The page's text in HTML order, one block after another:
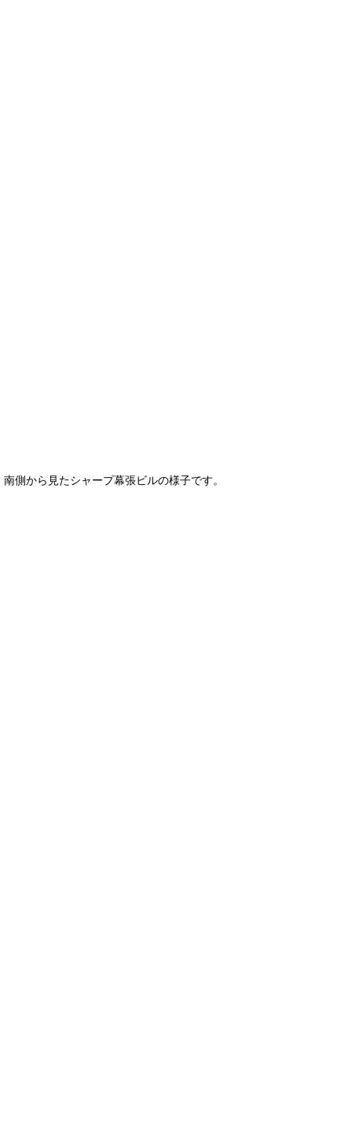
南側から見たシャープ幕張ビルの様子です。